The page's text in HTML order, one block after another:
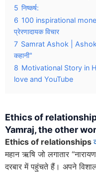
5 निष्कर्ष:
6 100 inspirational
प्रेरणादायक विचार
7 Samrat Ashok | Ashok
कहानी"
8 Motivational Story in
love and YouTube
Ethics of
Yamraj, the other
Ethics of relationships
महान ऋषि जो लगातार
दरबार में पहुंचते हैं। अपने